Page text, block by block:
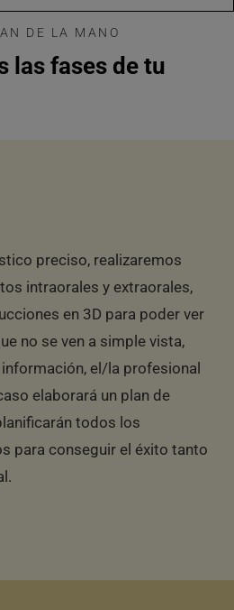
DE LA MANO
las fases de tu
preciso, realizaremos
intraorales y extraorales,
en 3D para poder ver
no se ven a simple vista,
el/la profesional
elaborará un plan de
todos los
para conseguir el éxito tanto